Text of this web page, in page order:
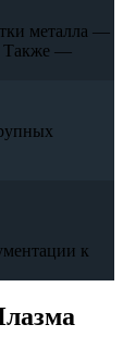
металла —
Также —
к